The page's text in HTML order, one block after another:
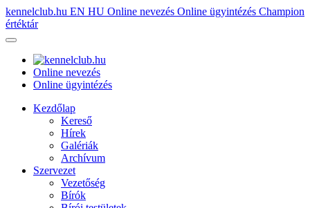
kennelclub.hu EN HU Online nevezés Online ügyintézés Champion
értéktár
Online nevezés
Online ügyintézés
Kezdőlap
Kereső
Hírek
Galériák
Archívum
Szervezet
Vezetőség
Bírók